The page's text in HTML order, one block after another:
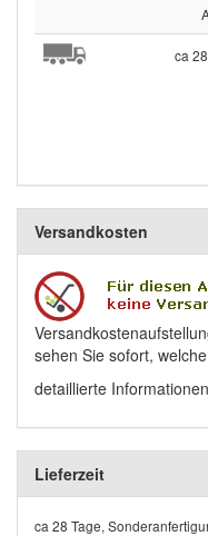
ca
Versandkosten
sehen Sie sofort,
detaillierte
Lieferzeit
ca 28 Tage,